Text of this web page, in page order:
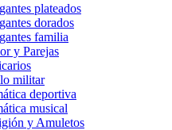
plateados
dorados
familia
y Parejas
militar
deportiva
musical
y Amuletos